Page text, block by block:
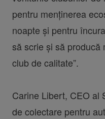
pentru menținerea
noapte și pentru
să scrie și să producă
club de calitate”.
Carine Libert, CEO al
de colectare pentru